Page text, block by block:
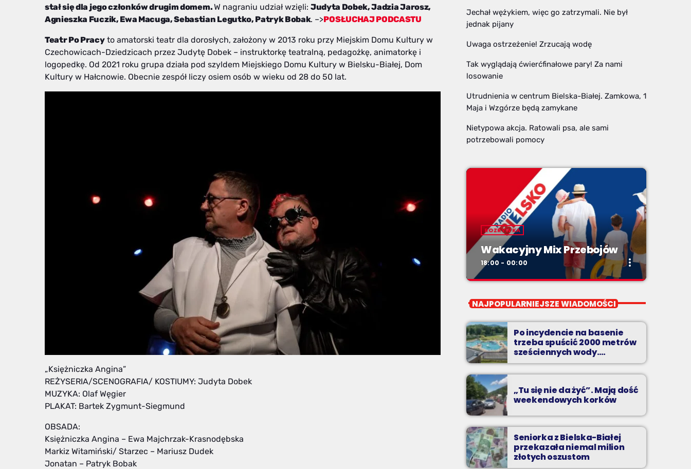
stał się dla jego członków drugim domem.W nagraniu udział wzięli: Judyta Dobek, Jadzia Jarosz,
Agnieszka Fuczik, Ewa Macuga, Sebastian Legutko, Patryk Bobak. –>POSŁUCHAJ PODCASTU
Teatr Po Pracyto amatorski teatr dla dorosłych, założony w 2013 roku przy Miejskim Domu Kultury w
Czechowicach-Dziedzicach przez Judytę Dobek – instruktorkę teatralną, pedagożkę, animatorkę i
logopedkę. Od 2021 roku grupa działa pod szyldem Miejskiego Domu Kultury w Bielsku-Białej, Dom
Kultury w Hałcnowie. Obecnie zespół liczy osiem osób w wieku od 28 do 50 lat.
„Księżniczka Angina”
REŻYSERIA/SCENOGRAFIA/ KOSTIUMY: Judyta Dobek
MUZYKA: Olaf Węgier
PLAKAT: Bartek Zygmunt-Siegmund
OBSADA:
Księżniczka Angina – Ewa Majchrzak-Krasnodębska
Markiz Witamiński/ Starzec – Mariusz Dudek
Jonatan – Patryk Bobak
Jechał wężykiem, więc go zatrzymali. Nie był
jednak pijany
Uwaga ostrzeżenie! Zrzucają wodę
Tak wyglądają ćwierćfinałowe pary! Za nami
losowanie
Utrudnienia w centrum Bielska-Białej. Zamkowa, 1
Maja i Wzgórze będą zamykane
Nietypowa akcja. Ratowali psa, ale sami
potrzebowali pomocy
ROZRYWKA
Wakacyjny Mix Przebojów
18:00 - 00:00 more_vert
Wakacyjny Mix Przebojów
to najgorętsze hity lata, muzyczne plażowe
perełki, wspomnienia letnich przebojów,
nowości i premiery oraz Wasze pozdrowienia
z wakacji!
NAJPOPULARNIEJSZE WIADOMOŚCI
Po incydencie na basenie
trzeba spuścić 2000 metrów
sześciennych wody.
„Ogromne koszty i ogromna
praca”
„Tu się nie da żyć”. Mają dość
weekendowych korków
Seniorka z Bielska-Białej
przekazała niemal milion
złotych oszustom